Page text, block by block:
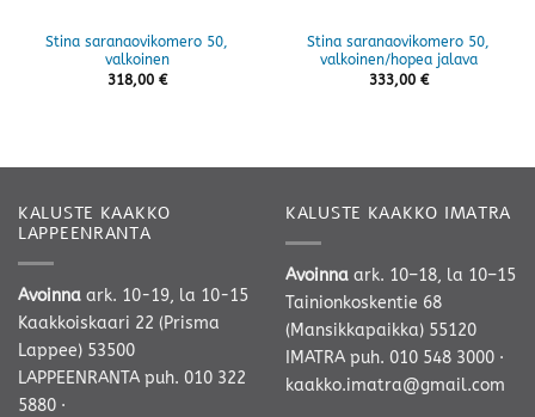
Stina saranaovikomero 50,
valkoinen
318,00 €
Stina saranaovikomero 50,
valkoinen/hopea jalava
333,00 €
KALUSTE KAAKKO
LAPPEENRANTA
Avoinna ark. 10-19, la 10-15
Kaakkoiskaari 22 (Prisma
Lappee) 53500
LAPPEENRANTA puh. 010 322
5880 ·
KALUSTE KAAKKO IMATRA
Avoinna ark. 10–18, la 10–15
Tainionkoskentie 68
(Mansikkapaikka) 55120
IMATRA puh. 010 548 3000 ·
kaakko.imatra@gmail.com